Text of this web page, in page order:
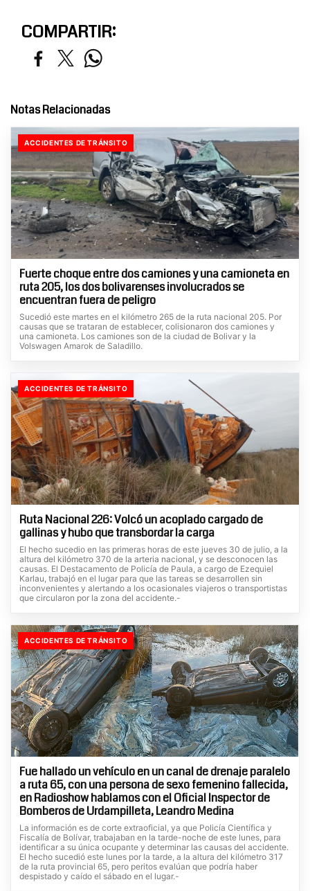
COMPARTIR:
Notas Relacionadas
ACCIDENTES DE TRÁNSITO
Fuerte choque entre dos camiones y una camioneta en
ruta 205, los dos bolivarenses involucrados se
encuentran fuera de peligro
Sucedió este martes en el kilómetro 265 de la ruta nacional 205. Por
causas que se trataran de establecer, colisionaron dos camiones y
una camioneta. Los camiones son de la ciudad de Bolivar y la
Volswagen Amarok de Saladillo.
ACCIDENTES DE TRÁNSITO
Ruta Nacional 226: Volcó un acoplado cargado de
gallinas y hubo que transbordar la carga
El hecho sucedio en las primeras horas de este jueves 30 de julio, a la
altura del kilómetro 370 de la arteria nacional, y se desconocen las
causas. El Destacamento de Policía de Paula, a cargo de Ezequiel
Karlau, trabajó en el lugar para que las tareas se desarrollen sin
inconvenientes y alertando a los ocasionales viajeros o transportistas
que circularon por la zona del accidente.-
ACCIDENTES DE TRÁNSITO
Fue hallado un vehículo en un canal de drenaje paralelo
a ruta 65, con una persona de sexo femenino fallecida,
en Radioshow hablamos con el Oficial Inspector de
Bomberos de Urdampilleta, Leandro Medina
La información es de corte extraoficial, ya que Policía Científica y
Fiscalía de Bolívar, trabajaban en la tarde-noche de este lunes, para
identificar a su única ocupante y determinar las causas del accidente.
El hecho sucedió este lunes por la tarde, a la altura del kilómetro 317
de la ruta provincial 65, pero peritos evalúan que podría haber
despistado y caído el sábado en el lugar.-